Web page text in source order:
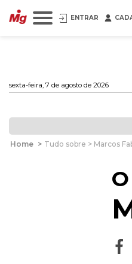
ENTRAR
sexta-feira, 7 de agosto de 2026
Home > Tudo sobre > Marcos